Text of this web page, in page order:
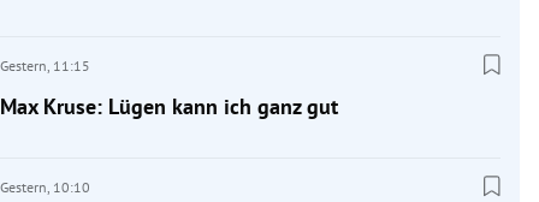
Gestern, 11:15
Max Kruse: Lügen kann ich ganz gut
Gestern, 10:10